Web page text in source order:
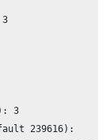
3
239616):